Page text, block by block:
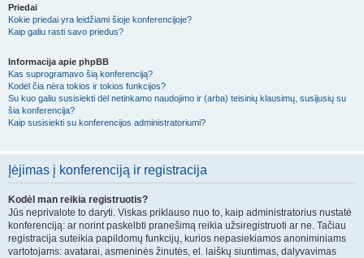
Priedai
Kokie priedai yra leidžiami šioje konferencijoje?
Kaip galiu rasti savo priedus?
Informacija apie phpBB
Kas suprogramavo šią konferenciją?
Kodėl čia nėra tokios ir tokios funkcijos?
Su kuo galiu susisiekti dėl netinkamo naudojimo ir (arba) teisinių klausimų, susijusių su
šia konferencija?
Kaip susisiekti su konferencijos administratoriumi?
Įėjimas į konferenciją ir registracija
Kodėl man reikia registruotis?
Jūs neprivalote to daryti. Viskas priklauso nuo to, kaip administratorius nustatė
konferenciją: ar norint paskelbti pranešimą reikia užsiregistruoti ar ne. Tačiau
registracija suteikia papildomų funkcijų, kurios nepasiekiamos anoniminiams
vartotojams: avatarai, asmeninės žinutės, el. laiškų siuntimas, dalyvavimas